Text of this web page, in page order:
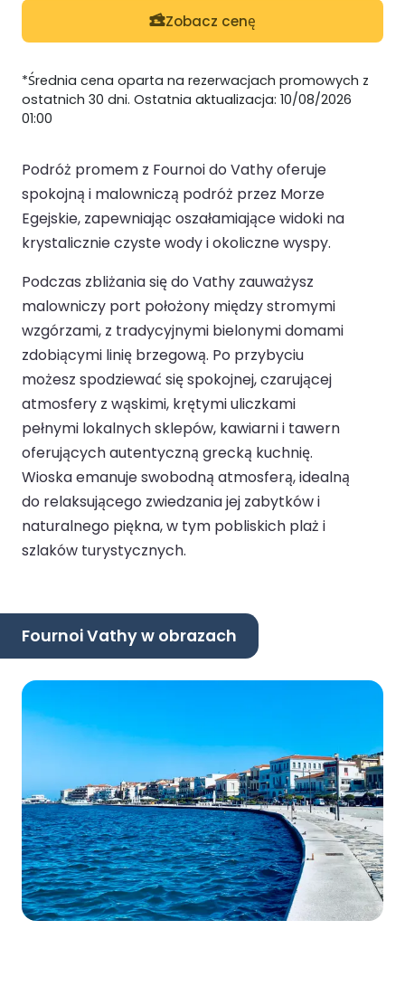
Zobacz cenę
*Średnia cena oparta na rezerwacjach promowych z
ostatnich 30 dni. Ostatnia aktualizacja: 10/08/2026
01:00
Podróż promem z Fournoi do Vathy oferuje
spokojną i malowniczą podróż przez Morze
Egejskie, zapewniając oszałamiające widoki na
krystalicznie czyste wody i okoliczne wyspy.
Podczas zbliżania się do Vathy zauważysz
malowniczy port położony między stromymi
wzgórzami, z tradycyjnymi bielonymi domami
zdobiącymi linię brzegową. Po przybyciu
możesz spodziewać się spokojnej, czarującej
atmosfery z wąskimi, krętymi uliczkami
pełnymi lokalnych sklepów, kawiarni i tawern
oferujących autentyczną grecką kuchnię.
Wioska emanuje swobodną atmosferą, idealną
do relaksującego zwiedzania jej zabytków i
naturalnego piękna, w tym pobliskich plaż i
szlaków turystycznych.
Fournoi Vathy w obrazach